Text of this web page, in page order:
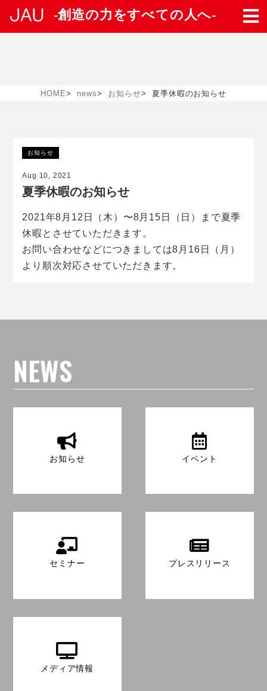
-創造の力をすべての人へ-
HOME> news> お知らせ> 夏季休暇のお知らせ
お知らせ
Aug 10, 2021
夏季休暇のお知らせ
2021年8月12日（木）〜8月15日（日）まで夏季
休暇とさせていただきます。
お問い合わせなどにつきましては8月16日（月）
より順次対応させていただきます。
NEWS
お知らせ イベント
セミナー プレスリリース
メディア情報